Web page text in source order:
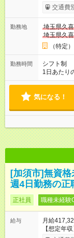
あり 66万
給） ・給
支給（高速道路代・
用期間の
分があり
給
交通費
勤務地
埼玉県久
埼玉県久
（特定
勤務時間
シフト制
1日あたり
勤２日) （
21:00～
気になる！
[加須市]無資
週4日勤務の正
正社員 職種未経験
給与
月給
【想定年